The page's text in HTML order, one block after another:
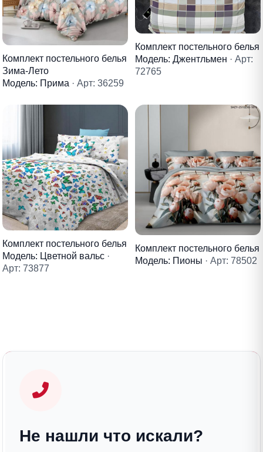
Комплект постельного белья
Зима-Лето
Модель: Прима · Арт: 36259
Комплект постельного белья
Модель: Джентльмен · Арт:
72765
Комплект постельного белья
Модель: Цветной вальс ·
Арт: 73877
Комплект постельного белья
Модель: Пионы · Арт: 78502
Не нашли что искали?